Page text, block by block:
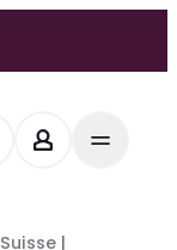
Suisse |